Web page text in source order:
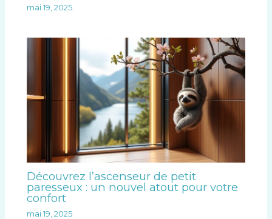
mai 19, 2025
Découvrez l’ascenseur de petit
paresseux : un nouvel atout pour votre
confort
mai 19, 2025